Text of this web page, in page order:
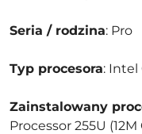
Seria / rodzina: Pro
Typ procesora: Intel
Zainstalowany
Processor 255U